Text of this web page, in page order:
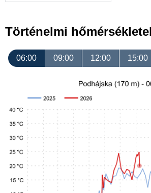
Történelmi
06:00 09:00 12:00 15:00